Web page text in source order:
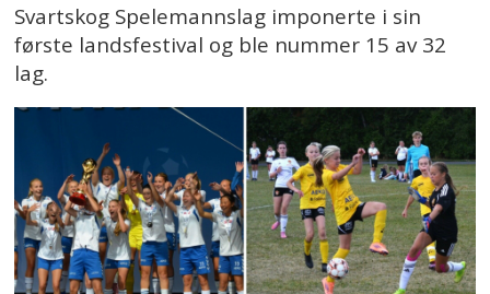
Svartskog Spelemannslag imponerte i sin
første landsfestival og ble nummer 15 av 32
lag.